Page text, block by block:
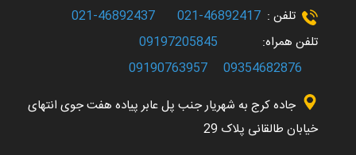
تلفن : 46892417-021
تلفن همراه:
09197205845
09354682876
09190763957
جاده کرج به شهریار جنب پل عابر پیاده هفت جوی انتهای
خیابان طالقانی پلاک 29